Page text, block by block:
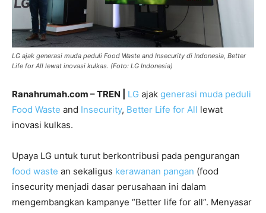
LG ajak generasi muda peduli Food Waste and Insecurity di Indonesia, Better
Life for All lewat inovasi kulkas. (Foto: LG Indonesia)
Ranahrumah.com – TREN | LG ajak generasi muda peduli
Food Waste and Insecurity, Better Life for All lewat
inovasi kulkas.
Upaya LG untuk turut berkontribusi pada pengurangan
food waste an sekaligus kerawanan pangan (food
insecurity menjadi dasar perusahaan ini dalam
mengembangkan kampanye “Better life for all”. Menyasar